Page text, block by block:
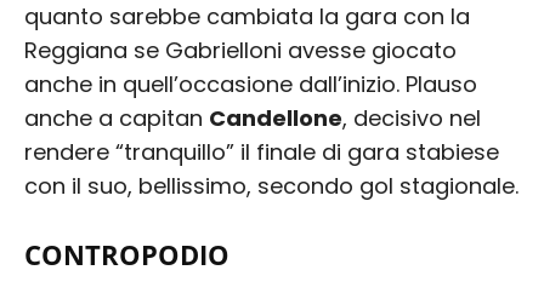
quanto sarebbe cambiata la gara con la
Reggiana se Gabrielloni avesse giocato
anche in quell’occasione dall’inizio. Plauso
anche a capitan Candellone, decisivo nel
rendere “tranquillo” il finale di gara stabiese
con il suo, bellissimo, secondo gol stagionale.
CONTROPODIO